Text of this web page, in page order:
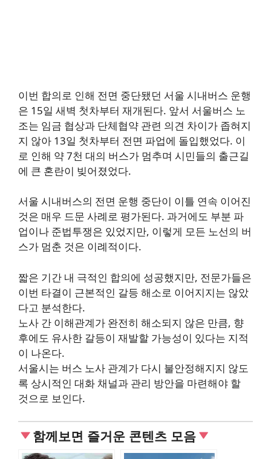
이번 합의로 인해 전면 중단됐던 서울 시내버스 운행
은 15일 새벽 첫차부터 재개된다. 앞서 서울버스 노
조는 임금 협상과 단체협약 관련 의견 차이가 좁혀지
지 않아 13일 첫차부터 전면 파업에 돌입했었다. 이
로 인해 약 7천 대의 버스가 멈추며 시민들의 출근길
에 큰 혼란이 빚어졌었다.
서울 시내버스의 전면 운행 중단이 이틀 연속 이어진
것은 매우 드문 사례로 평가된다. 과거에도 부분 파
업이나 준법투쟁은 있었지만, 이렇게 모든 노선의 버
스가 멈춘 것은 이례적이다.
짧은 기간 내 극적인 합의에 성공했지만, 전문가들은
이번 타결이 근본적인 갈등 해소로 이어지지는 않았
다고 분석한다.
노사 간 이해관계가 완전히 해소되지 않은 만큼, 향
후에도 유사한 갈등이 재발할 가능성이 있다는 지적
이 나온다.
서울시는 버스 노사 관계가 다시 불안정해지지 않도
록 상시적인 대화 채널과 관리 방안을 마련해야 할
것으로 보인다.
함께보면 즐거운 콘텐츠 모음